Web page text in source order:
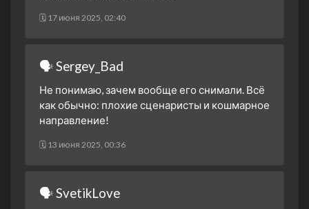
🗓 17 июня 2025, 02:40
🗣 Sergey_Bad
Не понимаю, зачем вообще его снимали. Всё
как обычно: плохие сценаристы и кошмарное
направление!
🗓 13 июня 2025, 00:36
🗣 SvetikLove